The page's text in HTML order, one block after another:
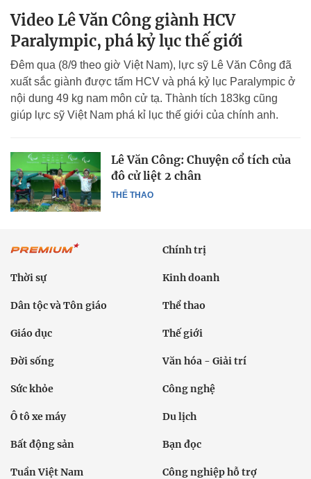
Video Lê Văn Công giành HCV
Paralympic, phá kỷ lục thế giới
Đêm qua (8/9 theo giờ Việt Nam), lực sỹ Lê Văn Công đã
xuất sắc giành được tấm HCV và phá kỷ lục Paralympic ở
nội dung 49 kg nam môn cử tạ. Thành tích 183kg cũng
giúp lực sỹ Việt Nam phá kỉ lục thế giới của chính anh.
THỂ THAO
Lê Văn Công: Chuyện cổ tích của
đô cử liệt 2 chân
Chính trị
Thời sự Kinh doanh
Dân tộc và Tôn giáo Thể thao
Giáo dục Thế giới
Đời sống Văn hóa - Giải trí
Sức khỏe Công nghệ
Ô tô xe máy Du lịch
Bất động sản Bạn đọc
Tuần Việt Nam Công nghiệp hỗ trợ